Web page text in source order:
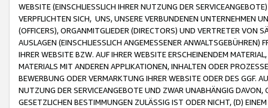
WEBSITE (EINSCHLIESSLICH IHRER NUTZUNG DER
VERPFLICHTEN SICH, UNS, UNSERE VERBUNDENEN UNTERNEHMEN
(OFFICERS), ORGANMITGLIEDER (DIRECTORS) UND VERTRETER VON
AUSLAGEN (EINSCHLIESSLICH ANGEMESSENER
IHRER WEBSITE BZW. AUF IHRER WEBSITE ERSCHEINENDEM
MATERIALS MIT ANDEREN APPLIKATIONEN, INHALTEN ODER
BEWERBUNG ODER VERMARKTUNG IHRER WEBSITE ODER DES GGF.
NUTZUNG DER SERVICEANGEBOTE UND ZWAR UNABHÄNGIG
GESETZLICHEN BESTIMMUNGEN ZULÄSSIG IST ODER NICHT, (D)